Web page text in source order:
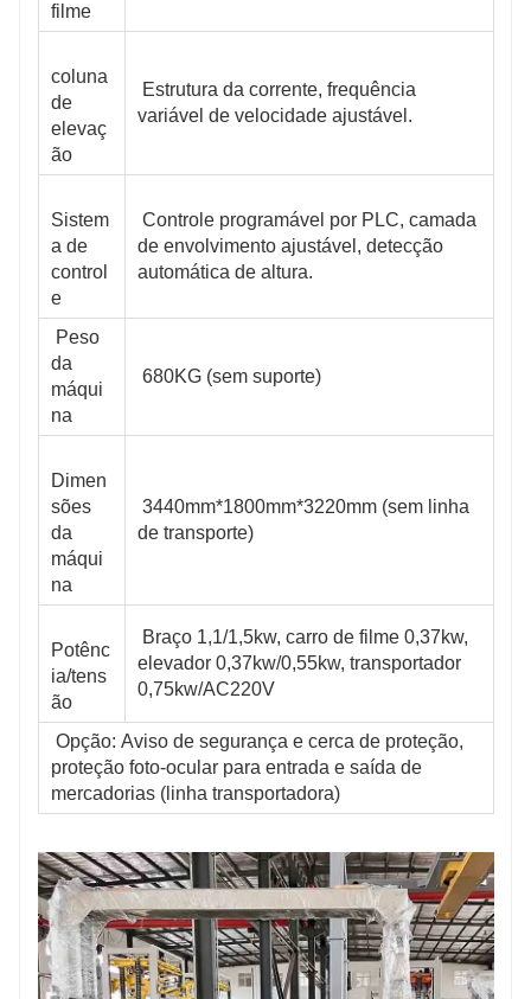
filme
coluna
de
elevaç
ão
Estrutura da corrente, frequência
variável de velocidade ajustável.
Sistem
a de
control
e
Controle programável por PLC, camada
de envolvimento ajustável, detecção
automática de altura.
Peso
da
máqui
na
680KG (sem suporte)
Dimen
sões
da
máqui
na
3440mm*1800mm*3220mm (sem linha
de transporte)
Potênc
ia/tens
ão
Braço 1,1/1,5kw, carro de filme 0,37kw,
elevador 0,37kw/0,55kw, transportador
0,75kw/AC220V
Opção: Aviso de segurança e cerca de proteção,
proteção foto-ocular para entrada e saída de
mercadorias (linha transportadora)